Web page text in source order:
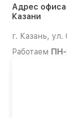
Адрес офиса
Казани
г. Казань, ул.
Работаем